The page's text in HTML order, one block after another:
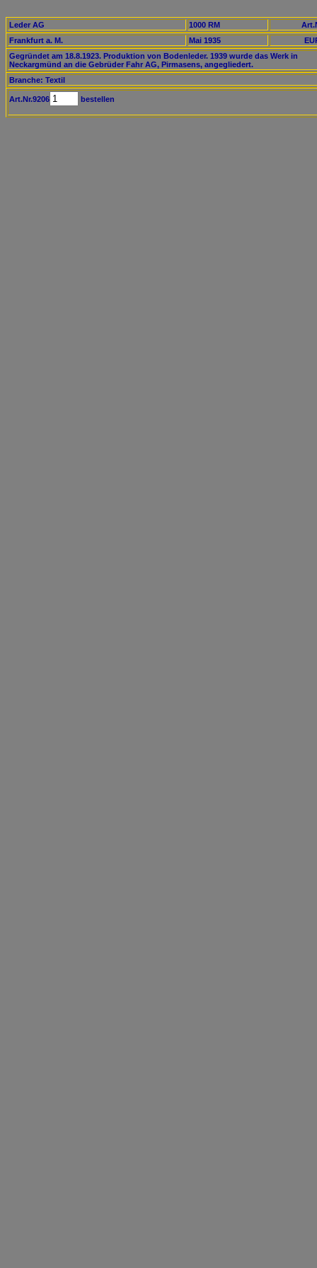
Leder AG 1000 RM
Frankfurt a. M.
Mai 1935
Gegründet am 18.8.1923. Produktion von Bodenleder. 1939 wurde das Werk in
Neckargmünd an die Gebrüder Fahr AG, Pirmasens, angegliedert.
Branche: Textil
Art.Nr.9206 bestellen